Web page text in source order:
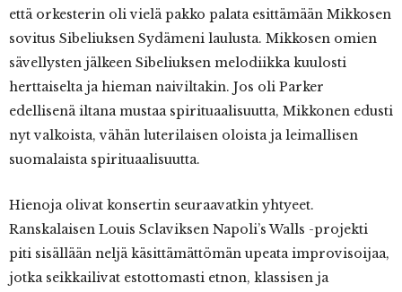
että orkesterin oli vielä pakko palata esittämään Mikkosen
sovitus Sibeliuksen Sydämeni laulusta. Mikkosen omien
sävellysten jälkeen Sibeliuksen melodiikka kuulosti
herttaiselta ja hieman naiviltakin. Jos oli Parker
edellisenä iltana mustaa spirituaalisuutta, Mikkonen edusti
nyt valkoista, vähän luterilaisen oloista ja leimallisen
suomalaista spirituaalisuutta.
Hienoja olivat konsertin seuraavatkin yhtyeet.
Ranskalaisen Louis Sclaviksen Napoli’s Walls -projekti
piti sisällään neljä käsittämättömän upeata improvisoijaa,
jotka seikkailivat estottomasti etnon, klassisen ja